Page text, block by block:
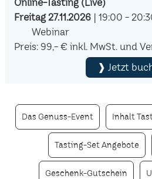
Freitag 27.11.2026| 19:00 -
Webinar
Preis: 99,- € inkl. MwSt. und
❱ Jetzt
Das Genuss-Event Inhalt
Tasting-Set Angebote
Geschenk-Gutschein